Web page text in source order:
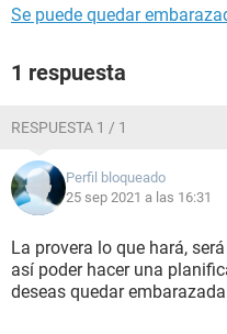
Se puede quedar
1 respuesta
RESPUESTA 1 / 1
Perfil bloqueado
25 sep 2021 a las 16:31
La provera lo que hará,
así poder hacer una
deseas quedar